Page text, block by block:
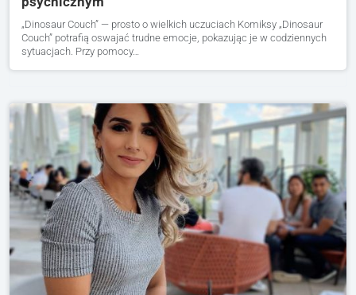
„Dinosaur Couch” — prosto o wielkich uczuciach Komiksy „Dinosaur
Couch” potrafią oswajać trudne emocje, pokazując je w codziennych
sytuacjach. Przy pomocy…